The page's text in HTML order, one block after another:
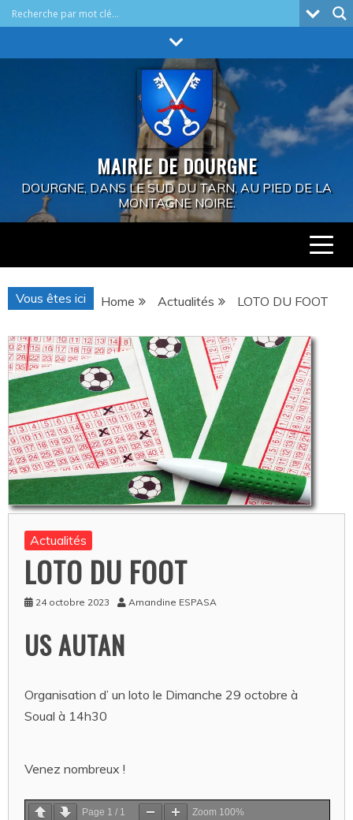
to
MAIRIE DE DOURGNE
DOURGNE, DANS LE SUD DU TARN, AU PIED DE LA
MONTAGNE NOIRE.
Vous êtes ici Home Actualités LOTO DU FOOT
Actualités
LOTO DU FOOT
24 octobre 2023 Amandine ESPASA
US AUTAN
Organisation d’ un loto le Dimanche 29 octobre à
Soual à 14h30
Venez nombreux !
Page 1 / 1 Zoom 100%